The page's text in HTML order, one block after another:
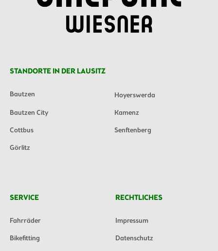
STANDORTE IN DER LAUSITZ
Bautzen
Hoyerswerda
Bautzen City
Kamenz
Cottbus
Senftenberg
Görlitz
SERVICE
Fahrräder
Bikefitting
RECHTLICHES
Impressum
Datenschutz